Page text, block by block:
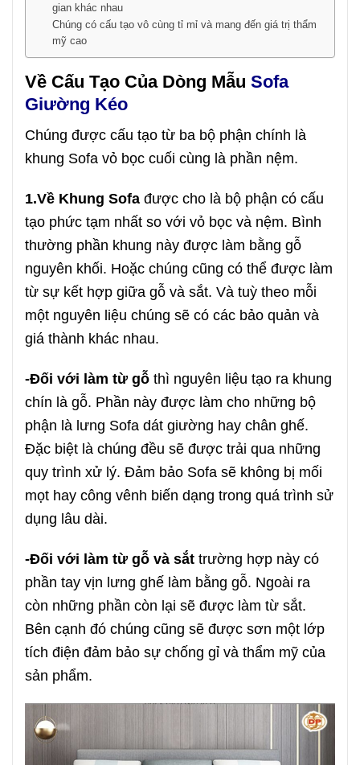
gian khác nhau
Chúng có cấu tạo vô cùng tỉ mỉ và mang đến giá trị thẩm
mỹ cao
Về Cấu Tạo Của Dòng Mẫu Sofa
Giường Kéo
Chúng được cấu tạo từ ba bộ phận chính là
khung Sofa vỏ bọc cuối cùng là phần nệm.
1.Về Khung Sofa được cho là bộ phận có cấu
tạo phức tạm nhất so với vỏ bọc và nệm. Bình
thường phần khung này được làm bằng gỗ
nguyên khối. Hoặc chúng cũng có thể được làm
từ sự kết hợp giữa gỗ và sắt. Và tuỳ theo mỗi
một nguyên liệu chúng sẽ có các bảo quản và
giá thành khác nhau.
-Đối với làm từ gỗ thì nguyên liệu tạo ra khung
chín là gỗ. Phần này được làm cho những bộ
phận là lưng Sofa dát giường hay chân ghế.
Đặc biệt là chúng đều sẽ được trải qua những
quy trình xử lý. Đảm bảo Sofa sẽ không bị mối
mọt hay công vênh biến dạng trong quá trình sử
dụng lâu dài.
-Đối với làm từ gỗ và sắt trường hợp này có
phần tay vịn lưng ghế làm bằng gỗ. Ngoài ra
còn những phần còn lại sẽ được làm từ sắt.
Bên cạnh đó chúng cũng sẽ được sơn một lớp
tích điện đảm bảo sự chống gỉ và thẩm mỹ của
sản phẩm.